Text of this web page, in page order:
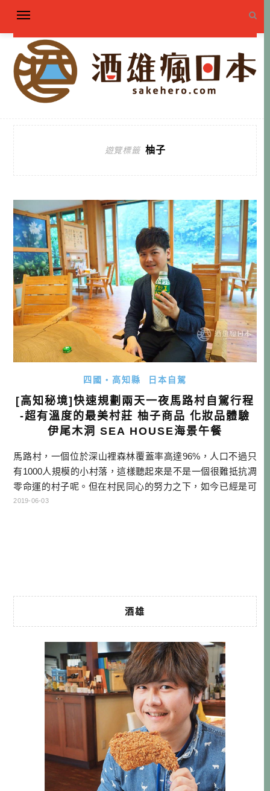
遊覽標籤 柚子
四國・高知縣 日本自駕
[高知秘境]快速規劃兩天一夜馬路村自駕行程
-超有溫度的最美村莊 柚子商品 化妝品體驗
伊尾木洞 SEA HOUSE海景午餐
馬路村，一個位於深山裡森林覆蓋率高達96%，人口不過只
有1000人規模的小村落，這樣聽起來是不是一個很難抵抗凋
零命運的村子呢。但在村民同心的努力之下，如今已經是可
以自立的村莊，不但加入了日本最美村莊聯盟，也因為特產
2019-06-03
酒雄